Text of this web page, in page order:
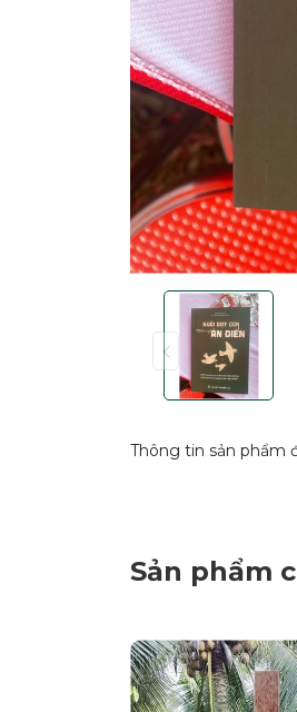
Thông tin sản phẩm
Sản phẩm